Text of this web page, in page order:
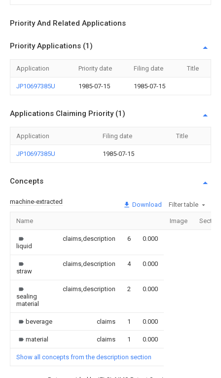
Priority And Related Applications
Priority Applications (1)
Application Priority date Filing date Title
JP10697385U 1985-07-15 1985-07-15
Applications Claiming Priority (1)
Application Filing date Title
JP10697385U 1985-07-15
Concepts
machine-extracted Download Filter table
Name Image
liquid
claims,description 6 0.000
straw
claims,description 4 0.000
sealing
material
claims,description 2 0.000
beverage claims 1 0.000
material claims 1 0.000
Show all concepts from the description section